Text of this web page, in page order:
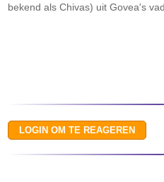
bekend als Chivas) uit Govea's